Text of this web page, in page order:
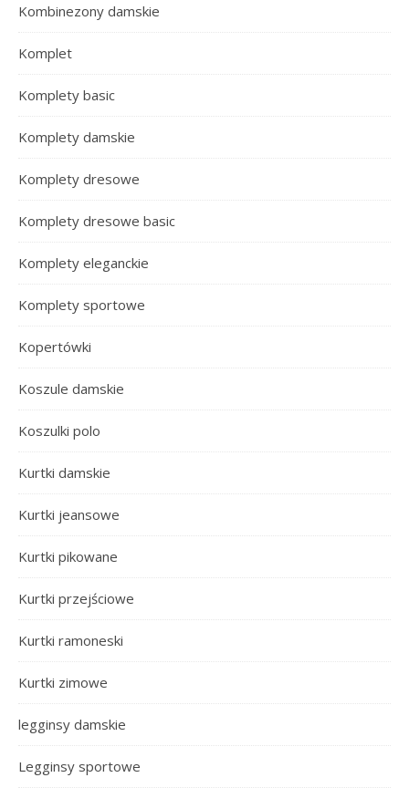
Kombinezony damskie
Komplet
Komplety basic
Komplety damskie
Komplety dresowe
Komplety dresowe basic
Komplety eleganckie
Komplety sportowe
Kopertówki
Koszule damskie
Koszulki polo
Kurtki damskie
Kurtki jeansowe
Kurtki pikowane
Kurtki przejściowe
Kurtki ramoneski
Kurtki zimowe
legginsy damskie
Legginsy sportowe